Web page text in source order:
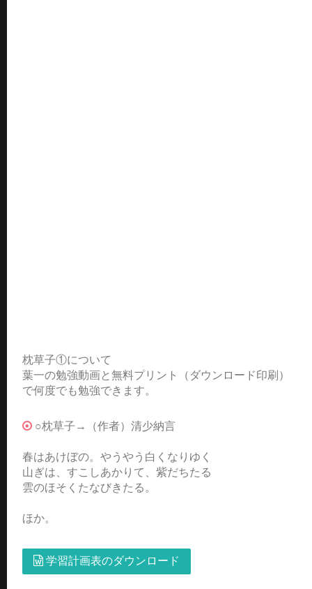
枕草子①について
葉一の勉強動画と無料プリント（ダウンロード印刷）
で何度でも勉強できます。
○枕草子→（作者）清少納言
春はあけぼの。やうやう白くなりゆく
山ぎは、すこしあかりて、紫だちたる
雲のほそくたなびきたる。
ほか。
学習計画表のダウンロード